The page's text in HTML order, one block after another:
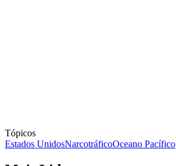
Tópicos
Estados UnidosNarcotráficoOceano Pacífico